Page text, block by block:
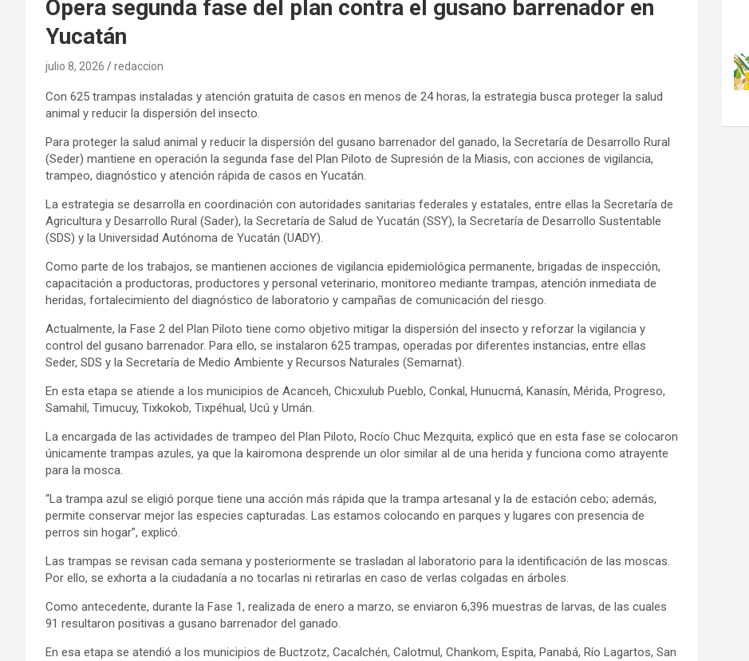
Opera segunda fase del plan contra el gusano barrenador en
Yucatán
julio 8, 2026 redaccion
Con 625 trampas instaladas y atención gratuita de casos en menos de 24 horas, la estrategia busca proteger la salud
animal y reducir la dispersión del insecto.
Para proteger la salud animal y reducir la dispersión del gusano barrenador del ganado, la Secretaría de Desarrollo Rural
(Seder) mantiene en operación la segunda fase del Plan Piloto de Supresión de la Miasis, con acciones de vigilancia,
trampeo, diagnóstico y atención rápida de casos en Yucatán.
La estrategia se desarrolla en coordinación con autoridades sanitarias federales y estatales, entre ellas la Secretaría de
Agricultura y Desarrollo Rural (Sader), la Secretaría de Salud de Yucatán (SSY), la Secretaría de Desarrollo Sustentable
(SDS) y la Universidad Autónoma de Yucatán (UADY).
Como parte de los trabajos, se mantienen acciones de vigilancia epidemiológica permanente, brigadas de inspección,
capacitación a productoras, productores y personal veterinario, monitoreo mediante trampas, atención inmediata de
heridas, fortalecimiento del diagnóstico de laboratorio y campañas de comunicación del riesgo.
Actualmente, la Fase 2 del Plan Piloto tiene como objetivo mitigar la dispersión del insecto y reforzar la vigilancia y
control del gusano barrenador. Para ello, se instalaron 625 trampas, operadas por diferentes instancias, entre ellas
Seder, SDS y la Secretaría de Medio Ambiente y Recursos Naturales (Semarnat).
En esta etapa se atiende a los municipios de Acanceh, Chicxulub Pueblo, Conkal, Hunucmá, Kanasín, Mérida, Progreso,
Samahil, Timucuy, Tixkokob, Tixpéhual, Ucú y Umán.
La encargada de las actividades de trampeo del Plan Piloto, Rocío Chuc Mezquita, explicó que en esta fase se colocaron
únicamente trampas azules, ya que la kairomona desprende un olor similar al de una herida y funciona como atrayente
para la mosca.
“La trampa azul se eligió porque tiene una acción más rápida que la trampa artesanal y la de estación cebo; además,
permite conservar mejor las especies capturadas. Las estamos colocando en parques y lugares con presencia de
perros sin hogar”, explicó.
Las trampas se revisan cada semana y posteriormente se trasladan al laboratorio para la identificación de las moscas.
Por ello, se exhorta a la ciudadanía a no tocarlas ni retirarlas en caso de verlas colgadas en árboles.
Como antecedente, durante la Fase 1, realizada de enero a marzo, se enviaron 6,396 muestras de larvas, de las cuales
91 resultaron positivas a gusano barrenador del ganado.
En esa etapa se atendió a los municipios de Buctzotz, Cacalchén, Calotmul, Chankom, Espita, Panabá, Río Lagartos, San